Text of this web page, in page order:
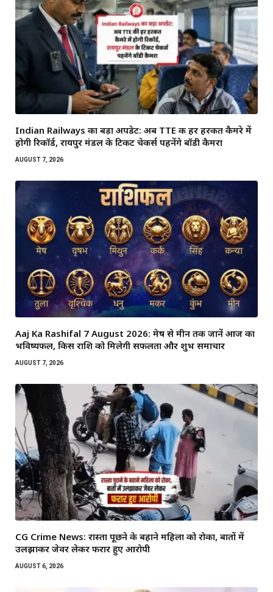
Indian Railways का बड़ा अपडेट: अब TTE की हर हरकत कैमरे में
होगी रिकॉर्ड, रायपुर मंडल के टिकट चेकर्स पहनेंगे बॉडी कैमरा
AUGUST 7, 2026
Aaj Ka Rashifal 7 August 2026: मेष से मीन तक जानें आज का
भविष्यफल, किस राशि को मिलेगी सफलता और शुभ समाचार
AUGUST 7, 2026
CG Crime News: रास्ता पूछने के बहाने महिला को रोका, बातों में
उलझाकर जेवर लेकर फरार हुए आरोपी
AUGUST 6, 2026